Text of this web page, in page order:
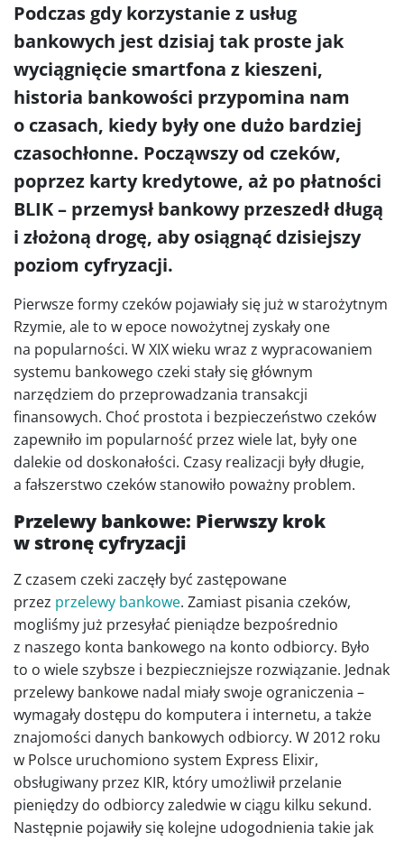
Podczas gdy korzystanie z usług
bankowych jest dzisiaj tak proste jak
wyciągnięcie smartfona z kieszeni,
historia bankowości przypomina nam
o czasach, kiedy były one dużo bardziej
czasochłonne. Począwszy od czeków,
poprzez karty kredytowe, aż po płatności
BLIK – przemysł bankowy przeszedł długą
i złożoną drogę, aby osiągnąć dzisiejszy
poziom cyfryzacji.
Pierwsze formy czeków pojawiały się już w starożytnym
Rzymie, ale to w epoce nowożytnej zyskały one
na popularności. W XIX wieku wraz z wypracowaniem
systemu bankowego czeki stały się głównym
narzędziem do przeprowadzania transakcji
finansowych. Choć prostota i bezpieczeństwo czeków
zapewniło im popularność przez wiele lat, były one
dalekie od doskonałości. Czasy realizacji były długie,
a fałszerstwo czeków stanowiło poważny problem.
Przelewy bankowe: Pierwszy krok
w stronę cyfryzacji
Z czasem czeki zaczęły być zastępowane
przez przelewy bankowe. Zamiast pisania czeków,
mogliśmy już przesyłać pieniądze bezpośrednio
z naszego konta bankowego na konto odbiorcy. Było
to o wiele szybsze i bezpieczniejsze rozwiązanie. Jednak
przelewy bankowe nadal miały swoje ograniczenia –
wymagały dostępu do komputera i internetu, a także
znajomości danych bankowych odbiorcy. W 2012 roku
w Polsce uruchomiono system Express Elixir,
obsługiwany przez KIR, który umożliwił przelanie
pieniędzy do odbiorcy zaledwie w ciągu kilku sekund.
Następnie pojawiły się kolejne udogodnienia takie jak